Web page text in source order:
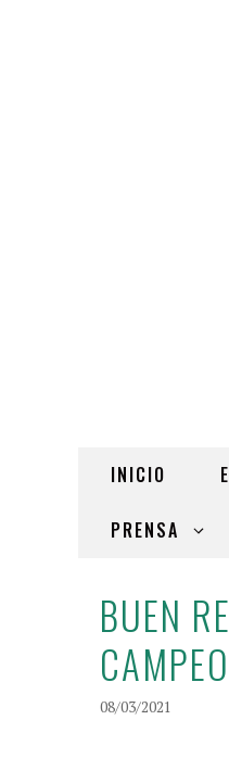
INICIO
PRENSA
BUEN
08/03/2021